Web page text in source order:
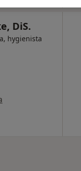
DiS.
hygienista